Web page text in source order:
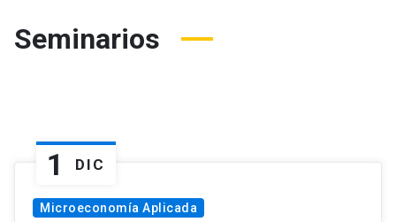
Seminarios
1 DIC
Microeconomía Aplicada